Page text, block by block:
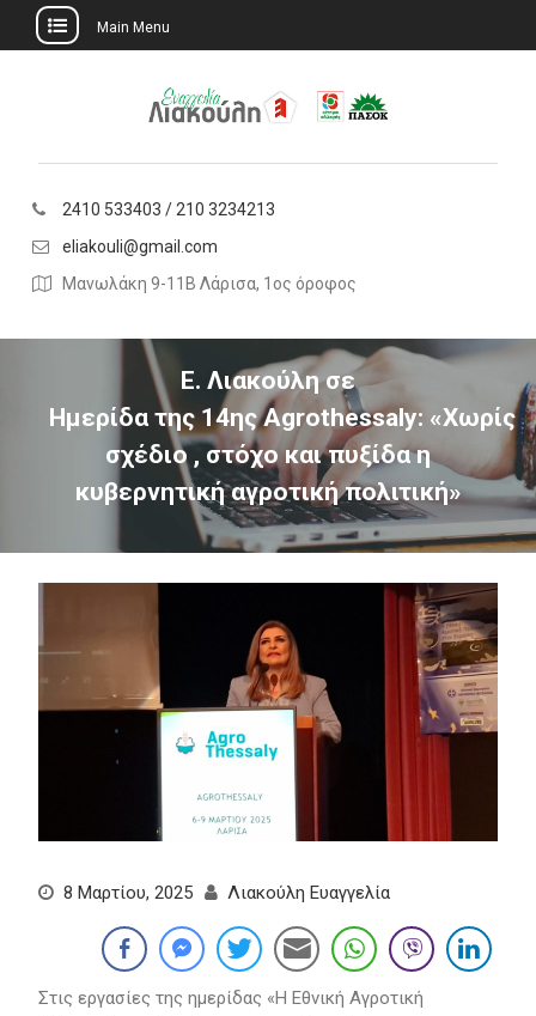
Main Menu
2410 533403 / 210 3234213
eliakouli@gmail.com
Μανωλάκη 9-11Β Λάρισα, 1ος όροφος
Ε. Λιακούλη σε
Ημερίδα της 14ης Agrothessaly: «Χωρίς
σχέδιο , στόχο και πυξίδα η
κυβερνητική αγροτική πολιτική»
8 Μαρτίου, 2025 Λιακούλη Ευαγγελία
Στις εργασίες της ημερίδας «Η Εθνική Αγροτική